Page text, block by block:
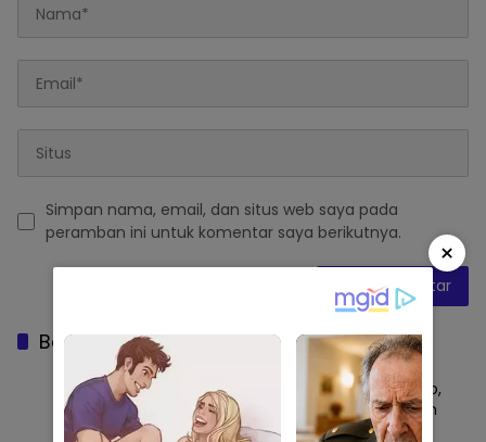
Simpan nama, email, dan situs web saya pada
peramban ini untuk komentar saya berikutnya.
Baca Juga
Sidrap Buktikan Tangguh Hadapi El Nino,
Lebih dari 51 Ribu Hektare Sawah Panen
dan PM-AAS Lampaui Target
×